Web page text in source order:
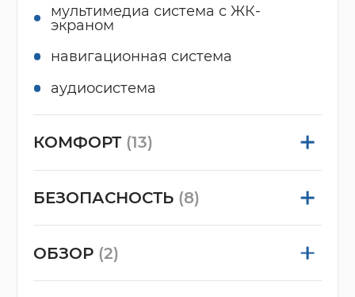
мультимедиа система с ЖК-
экраном
навигационная система
аудиосистема
КОМФОРТ (13)
БЕЗОПАСНОСТЬ (8)
ОБЗОР (2)